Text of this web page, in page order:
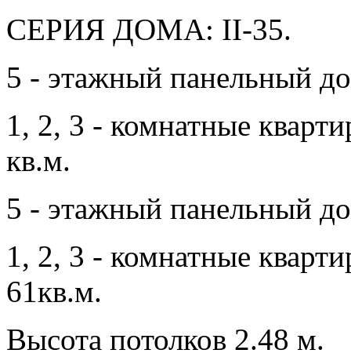
СЕРИЯ ДОМА: II-35.
5 - этажный панельный
1, 2, 3 - комнатные
кв.м.
5 - этажный панельный
1, 2, 3 - комнатные
61кв.м.
Высота потолков 2.48 м.